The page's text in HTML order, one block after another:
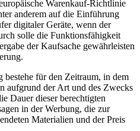
Warenkauf-Richtlinie
anderem auf die Einführung
digitaler Geräte, wenn der
solle die Funktionsfähigkeit
der Kaufsache gewährleisten
für den Zeitraum, in dem
aufgrund der Art und des Zwecks
Dauer dieser berechtigten
in der Werbung, die zur
Materialien und der Preis